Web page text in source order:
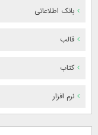
بانک اطلاعاتی
قالب
کتاب
نرم افزار